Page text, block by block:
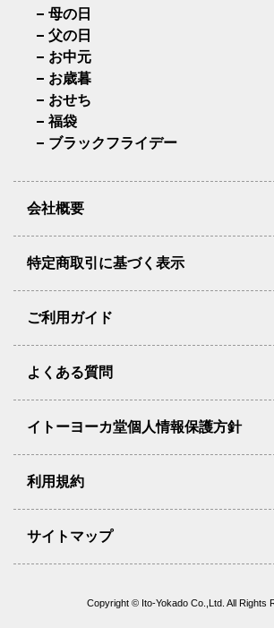
母の日
父の日
お中元
お歳暮
おせち
福袋
ブラックフライデー
会社概要
特定商取引に基づく表示
ご利用ガイド
よくある質問
イトーヨーカ堂個人情報保護方針
利用規約
サイトマップ
Copyright © Ito-Yokado Co.,Ltd. All Rights